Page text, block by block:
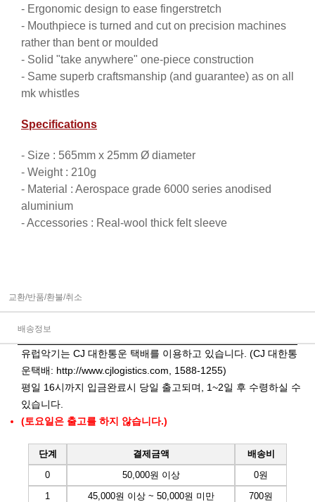
- Ergonomic design to ease fingerstretch
- Mouthpiece is turned and cut on precision machines
rather than bent or moulded
- Solid "take anywhere" one-piece construction
- Same superb craftsmanship (and guarantee) as on all
mk whistles
Specifications
- Size : 565mm x 25mm Ø diameter
- Weight : 210g
- Material : Aerospace grade 6000 series anodised
aluminium
- Accessories : Real-wool thick felt sleeve
교환/반품/환불/취소
배송정보
유럽악기는 CJ 대한통운 택배를 이용하고 있습니다. (CJ 대한통
운택배: http://www.cjlogistics.com , 1588-1255)
평일 16시까지 입금완료시 당일 출고되며, 1~2일 후 수령하실 수
있습니다.
(토요일은 출고를 하지 않습니다.)
단계 결제금액
배송비
0
50,000원 이상
0원
1
45,000원 이상 ~ 50,000원 미만
700원